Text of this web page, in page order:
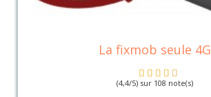
La fixmob seule 4G
(4,4/5) sur 108 note(s)